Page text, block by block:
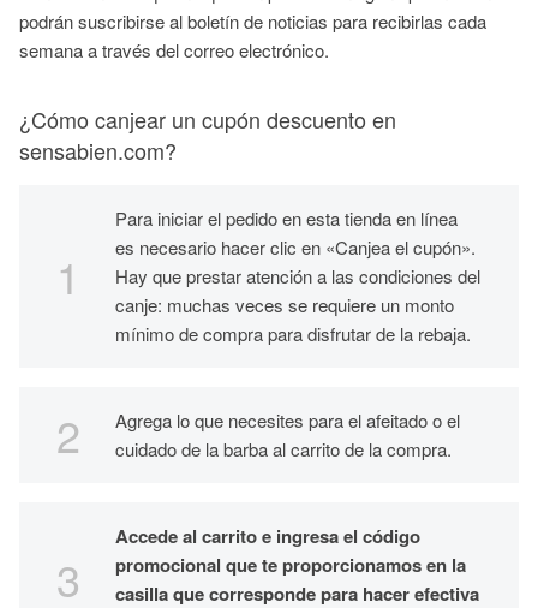
podrán suscribirse al boletín de noticias para recibirlas cada
semana a través del correo electrónico.
¿Cómo canjear un cupón descuento en
sensabien.com?
Para iniciar el pedido en esta tienda en línea
es necesario hacer clic en «Canjea el cupón».
Hay que prestar atención a las condiciones del
canje: muchas veces se requiere un monto
mínimo de compra para disfrutar de la rebaja.
Agrega lo que necesites para el afeitado o el
cuidado de la barba al carrito de la compra.
Accede al carrito e ingresa el código
promocional que te proporcionamos en la
casilla que corresponde para hacer efectiva